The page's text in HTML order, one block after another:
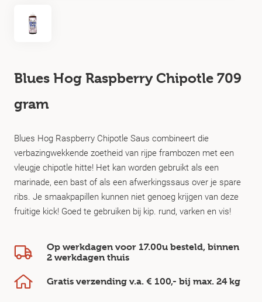
Blues Hog Raspberry Chipotle 709
gram
Blues Hog Raspberry Chipotle Saus combineert die
verbazingwekkende zoetheid van rijpe frambozen met een
vleugje chipotle hitte! Het kan worden gebruikt als een
marinade, een bast of als een afwerkingssaus over je spare
ribs. Je smaakpapillen kunnen niet genoeg krijgen van deze
fruitige kick! Goed te gebruiken bij kip. rund, varken en vis!
Op werkdagen voor 17.00u besteld, binnen
2 werkdagen thuis
Gratis verzending v.a. € 100,- bij max. 24 kg